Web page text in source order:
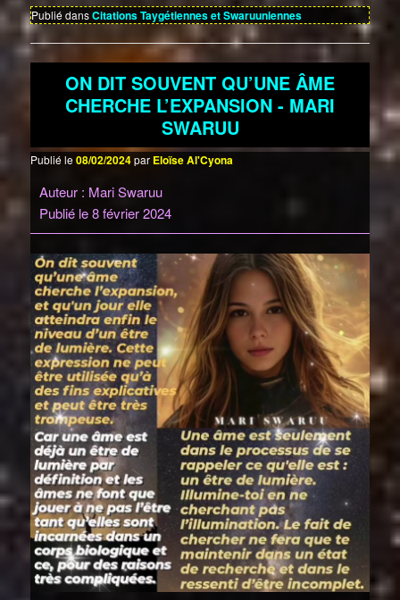
Publié dansCitations Taygétiennes et Swaruuniennes
ON DIT SOUVENT QU’UNE ÂME
CHERCHE L’EXPANSION - MARI
SWARUU
Publié le08/02/2024par Eloïse Al'Cyona
Auteur : Mari Swaruu
Publié le 8 février 2024